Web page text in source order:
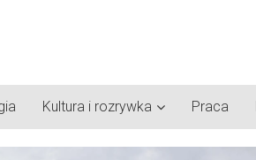
Kultura i rozrywka Praca